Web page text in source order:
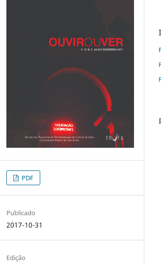
PDF
Publicado
2017-10-31
Edição